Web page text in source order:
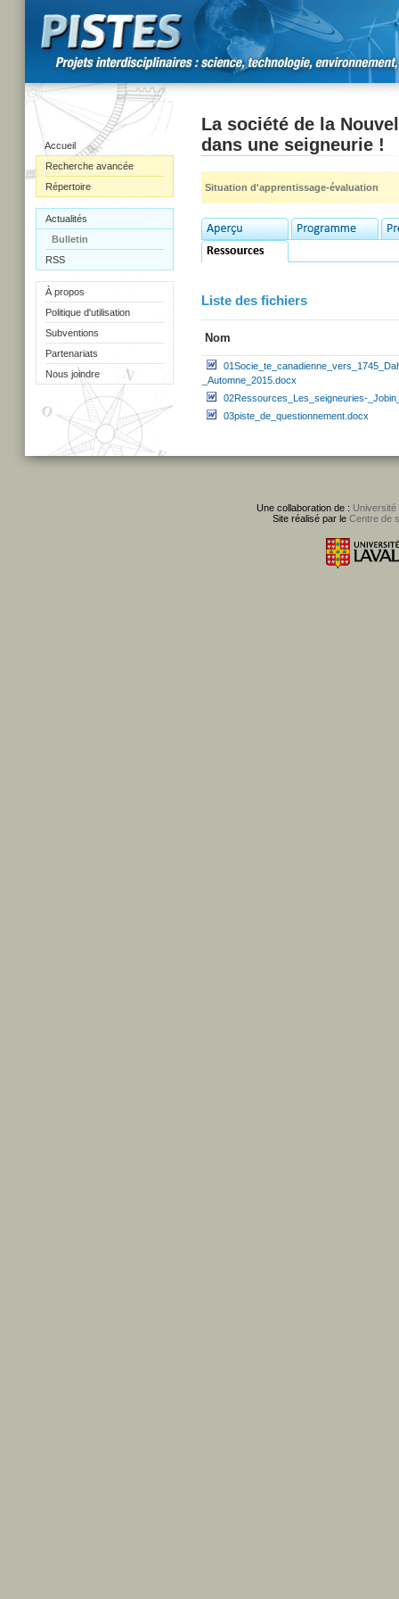
Accueil
Recherche avancée
Répertoire
Actualités
Bulletin
RSS
À propos
Politique d'utilisation
Subventions
Partenariats
Nous joindre
La société de la
dans une seigneurie !
Situation d'apprentissage-évaluation
Liste des fichiers
Nom
_Automne_2015.docx
02Ressources_Les_seigneuries-
03piste_de_questionnement.docx
Une collaboration de : Université
Site réalisé par le Centre de